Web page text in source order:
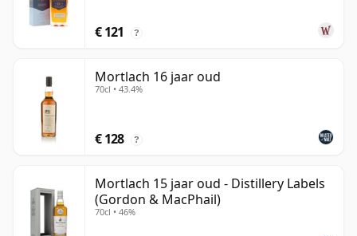
€ 121 ?
Mortlach 16 jaar oud
70cl • 43.4%
€ 128 ?
Mortlach 15 jaar oud - Distillery Labels
(Gordon & MacPhail)
70cl • 46%